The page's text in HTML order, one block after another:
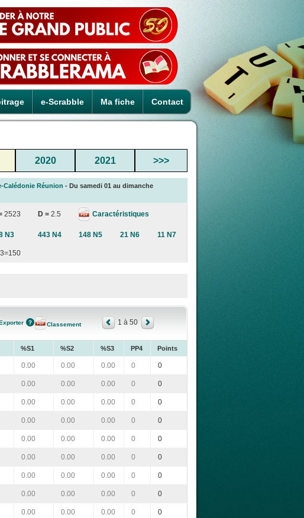
e-Scrabble Ma fiche Contact
2020 2021 >>>
Calédonie Réunion - Du samedi 01 au dimanche
2523 D = 2.5 Caractéristiques
N3 443 N4 148 N5 21 N6 11 N7
Exporter Classement 1 à 50
%S1 %S2 %S3 PP4 Points
0.00 0.00 0.00 0 0
0.00 0.00 0.00 0 0
0.00 0.00 0.00 0 0
0.00 0.00 0.00 0 0
0.00 0.00 0.00 0 0
0.00 0.00 0.00 0 0
0.00 0.00 0.00 0 0
0.00 0.00 0.00 0 0
0.00 0.00 0.00 0 0